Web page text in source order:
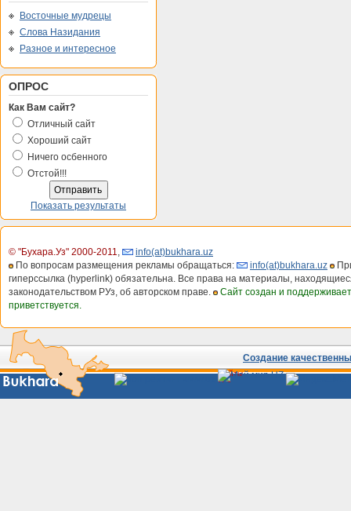
Восточные мудрецы
Слова Назидания
Разное и интересное
ОПРОС
Как Вам сайт?
Отличный сайт
Хороший сайт
Ничего осбенного
Отстой!!!
Показать результаты
© "Бухара.Уз" 2000-2011,
info(at)bukhara.uz
По вопросам размещения рекламы обращаться:
info(at)bukhara.uz
гиперссылка (hyperlink) обязательна. Все права на материалы,
законодательством РУз, об авторском праве.
Сайт создан и
приветствуется.
Создание
Сайты
Узбекистана